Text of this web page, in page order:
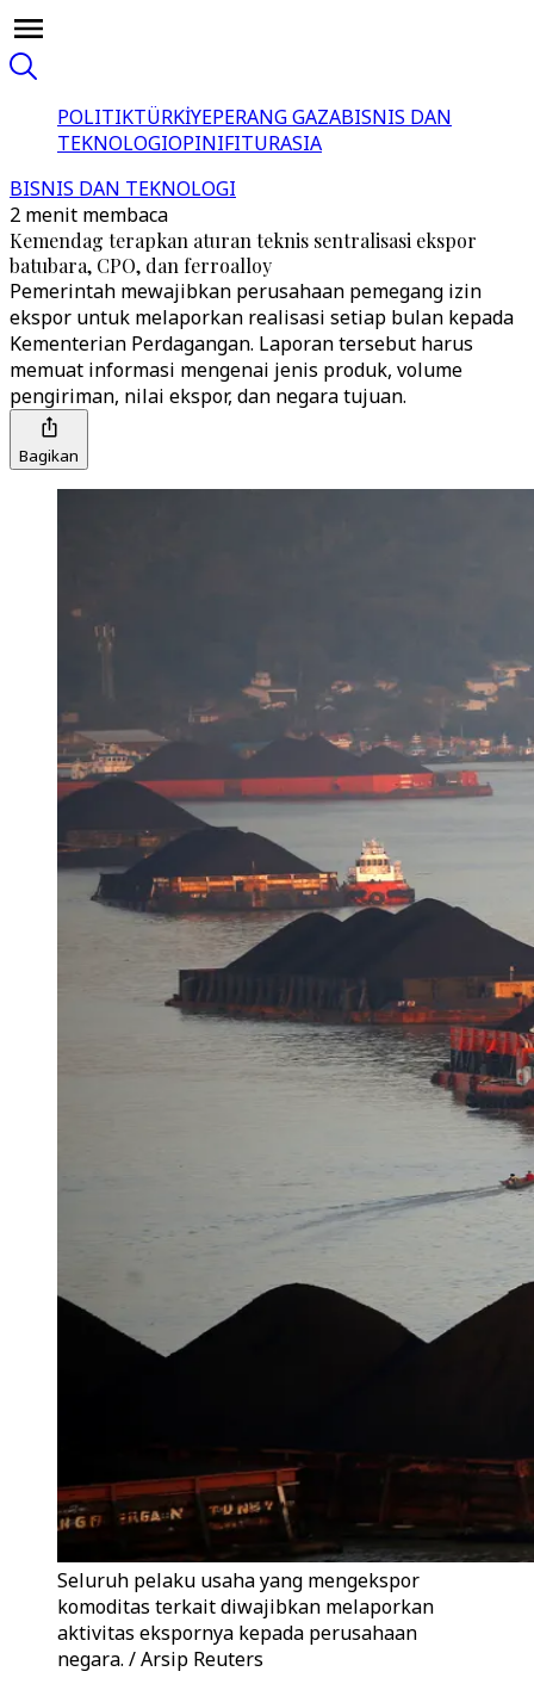
POLITIKTÜRKİYEPERANG GAZABISNIS DAN
TEKNOLOGIOPINIFITURASIA
BISNIS DAN TEKNOLOGI
2 menit membaca
Kemendag terapkan aturan teknis sentralisasi ekspor
batubara, CPO, dan ferroalloy
Pemerintah mewajibkan perusahaan pemegang izin
ekspor untuk melaporkan realisasi setiap bulan kepada
Kementerian Perdagangan. Laporan tersebut harus
memuat informasi mengenai jenis produk, volume
pengiriman, nilai ekspor, dan negara tujuan.
Bagikan
Seluruh pelaku usaha yang mengekspor
komoditas terkait diwajibkan melaporkan
aktivitas ekspornya kepada perusahaan
negara. / Arsip Reuters